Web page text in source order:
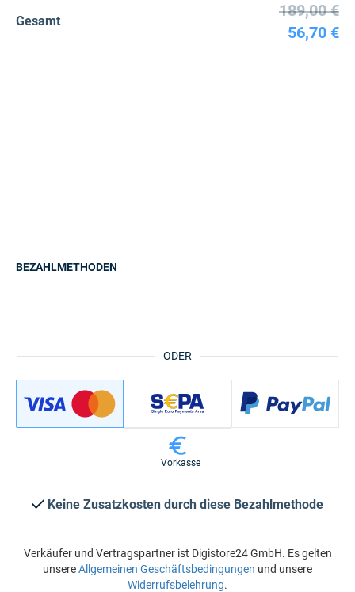
Gesamt
189,00 €
56,70 €
ODER
BEZAHLMETHODEN
Vorkasse
Keine Zusatzkosten durch diese Bezahlmethode
Verkäufer und Vertragspartner ist Digistore24 GmbH. Es gelten
unsereAllgemeinen Geschäftsbedingungen und unsere
Widerrufsbelehrung.